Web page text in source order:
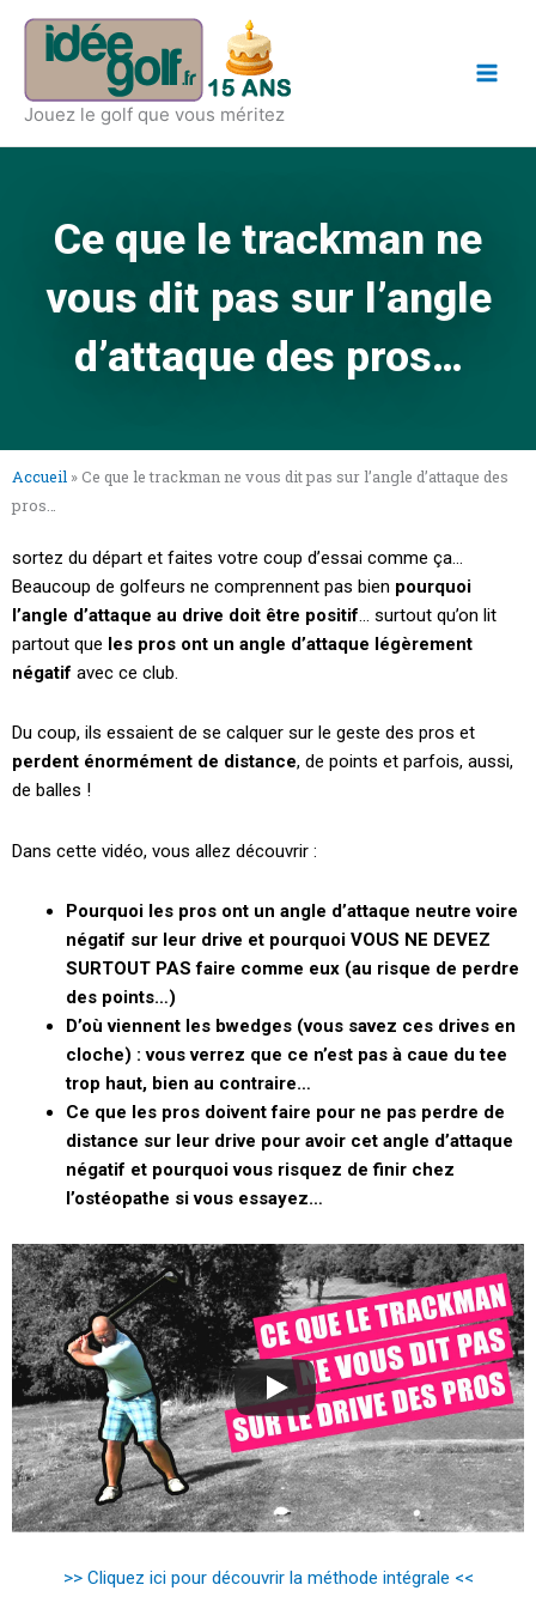
Aller
contenu
Jouez le golf que vous méritez
Ce que le trackman ne
vous dit pas sur l’angle
d’attaque des pros…
Accueil » Ce que le trackman ne vous dit pas sur l’angle d’attaque des
pros…
sortez du départ et faites votre coup d’essai comme ça…
Beaucoup de golfeurs ne comprennent pas bien pourquoi
l’angle d’attaque au drive doit être positif… surtout qu’on lit
partout que les pros ont un angle d’attaque légèrement
négatif avec ce club.
Du coup, ils essaient de se calquer sur le geste des pros et
perdent énormément de distance, de points et parfois, aussi,
de balles !
Dans cette vidéo, vous allez découvrir :
Pourquoi les pros ont un angle d’attaque neutre voire
négatif sur leur drive et pourquoi VOUS NE DEVEZ
SURTOUT PAS faire comme eux (au risque de perdre
des points…)
D’où viennent les bwedges (vous savez ces drives en
cloche) : vous verrez que ce n’est pas à caue du tee
trop haut, bien au contraire…
Ce que les pros doivent faire pour ne pas perdre de
distance sur leur drive pour avoir cet angle d’attaque
négatif et pourquoi vous risquez de finir chez
l’ostéopathe si vous essayez…
>> Cliquez ici pour découvrir la méthode intégrale <<